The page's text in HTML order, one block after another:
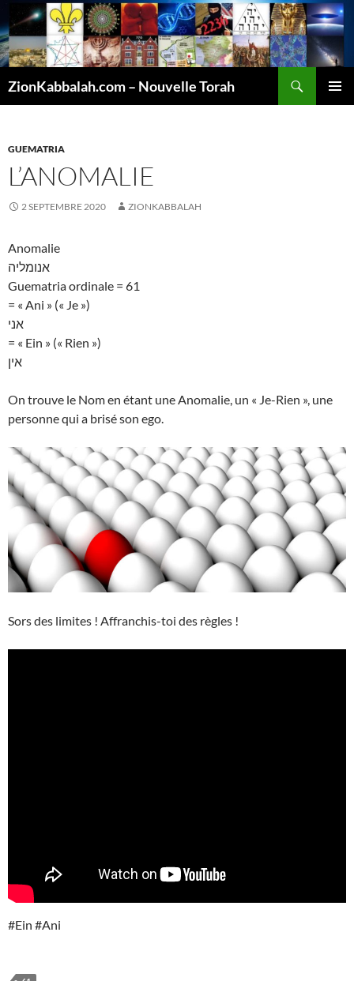
ZionKabbalah.com – Nouvelle Torah
GUEMATRIA
L’ANOMALIE
2 SEPTEMBRE 2020 ZIONKABBALAH
Anomalie
אנומליה
Guematria ordinale = 61
= « Ani » (« Je »)
אני
= « Ein » (« Rien »)
אין
On trouve le Nom en étant une Anomalie, un « Je-Rien », une
personne qui a brisé son ego.
Sors des limites ! Affranchis-toi des règles !
#Ein #Ani